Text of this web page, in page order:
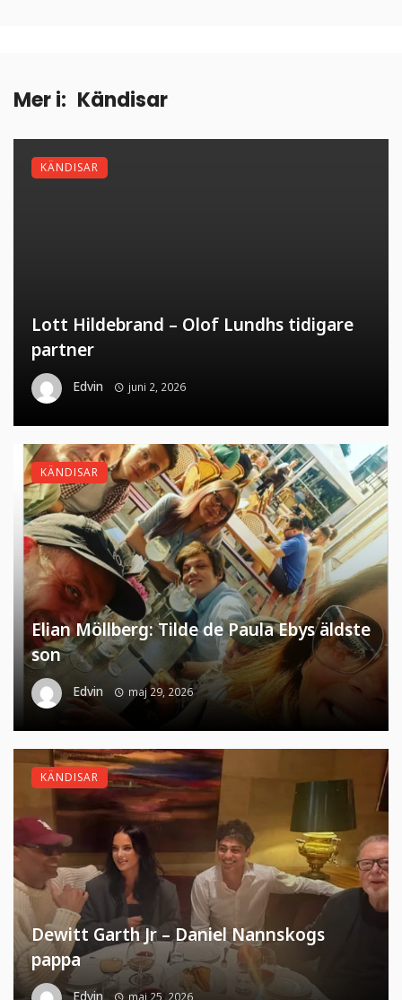
Mer i: Kändisar
Lott Hildebrand – Olof Lundhs tidigare
partner
Edvin juni 2, 2026
KÄNDISAR
Elian Möllberg: Tilde de Paula Ebys äldste
son
Edvin maj 29, 2026
KÄNDISAR
Dewitt Garth Jr – Daniel Nannskogs
pappa
Edvin maj 25, 2026
KÄNDISAR